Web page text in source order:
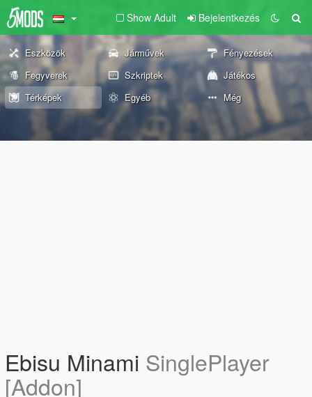
Show Adult Bejelentkezés
Eszközök Járművek
Fényezések
Fegyverek
Szkriptek
Játékos
Térképek
Egyéb Még
Ebisu Minami SinglePlayer
[Addon]